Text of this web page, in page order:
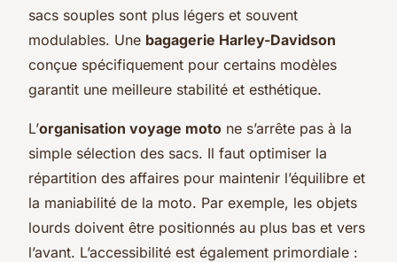
sacs souples sont plus légers et souvent
modulables. Une bagagerie Harley-Davidson
conçue spécifiquement pour certains modèles
garantit une meilleure stabilité et esthétique.
L’organisation voyage moto ne s’arrête pas à la
simple sélection des sacs. Il faut optimiser la
répartition des affaires pour maintenir l’équilibre et
la maniabilité de la moto. Par exemple, les objets
lourds doivent être positionnés au plus bas et vers
l’avant. L’accessibilité est également primordiale :